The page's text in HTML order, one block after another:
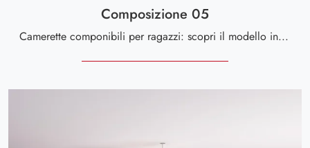
Composizione 05
Camerette componibili per ragazzi: scopri il modello in melaminico Composizione 05 di Tomasella per stanzette moderne.